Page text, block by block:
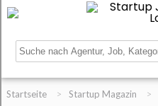
Startseite > Startup Magazin >